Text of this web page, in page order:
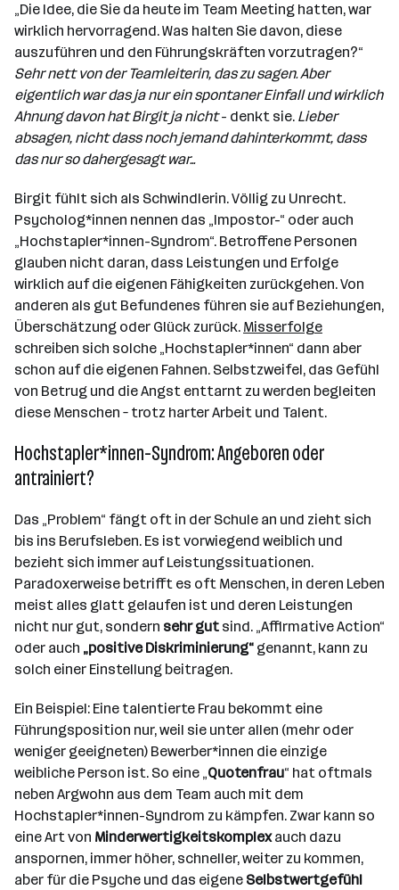
„Die Idee, die Sie da heute im Team Meeting hatten, war
wirklich hervorragend. Was halten Sie davon, diese
auszuführen und den Führungskräften vorzutragen?“
Sehr nett von der Teamleiterin, das zu sagen. Aber
eigentlich war das ja nur ein spontaner Einfall und wirklich
Ahnung davon hat Birgit ja nicht- denkt sie. Lieber
absagen, nicht dass noch jemand dahinterkommt, dass
das nur so dahergesagt war...
Birgit fühlt sich als Schwindlerin. Völlig zu Unrecht.
Psycholog*innen nennen das „Impostor-“ oder auch
„Hochstapler*innen-Syndrom“. Betroffene Personen
glauben nicht daran, dass Leistungen und Erfolge
wirklich auf die eigenen Fähigkeiten zurückgehen. Von
anderen als gut Befundenes führen sie auf Beziehungen,
Überschätzung oder Glück zurück. Misserfolge
schreiben sich solche „Hochstapler*innen“ dann aber
schon auf die eigenen Fahnen. Selbstzweifel, das Gefühl
von Betrug und die Angst enttarnt zu werden begleiten
diese Menschen – trotz harter Arbeit und Talent.
Hochstapler*innen-Syndrom: Angeboren oder
antrainiert?
Das „Problem“ fängt oft in der Schule an und zieht sich
bis ins Berufsleben. Es ist vorwiegend weiblich und
bezieht sich immer auf Leistungssituationen.
Paradoxerweise betrifft es oft Menschen, in deren Leben
meist alles glatt gelaufen ist und deren Leistungen
nicht nur gut, sondern sehr gut sind. „Affirmative Action“
oder auch „positive Diskriminierung“ genannt, kann zu
solch einer Einstellung beitragen.
Ein Beispiel: Eine talentierte Frau bekommt eine
Führungsposition nur, weil sie unter allen (mehr oder
weniger geeigneten) Bewerber*innen die einzige
weibliche Person ist. So eine „Quotenfrau“ hat oftmals
neben Argwohn aus dem Team auch mit dem
Hochstapler*innen-Syndrom zu kämpfen. Zwar kann so
eine Art von Minderwertigkeitskomplexauch dazu
anspornen, immer höher, schneller, weiter zu kommen,
aber für die Psyche und das eigene Selbstwertgefühl